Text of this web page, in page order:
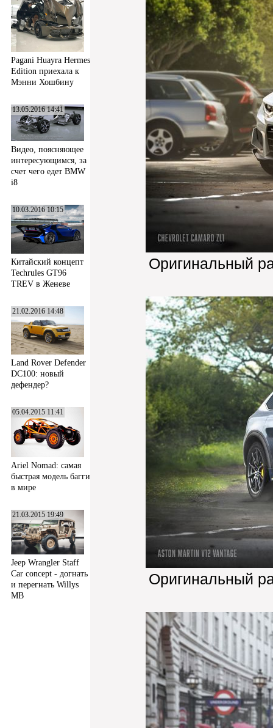
Pagani Huayra Hermes
Edition приехала к
Мэнни Хошбину
13.05.2016 14:41
Видео, поясняющее
интересующимся, за
счет чего едет BMW
i8
10.03.2016 10:15
Китайский концепт
Techrules GT96
TREV в Женеве
21.02.2016 14:48
Land Rover Defender
DC100: новый
дефендер?
05.04.2015 11:41
Ariel Nomad: самая
быстрая модель багги
в мире
21.03.2015 19:49
Jeep Wrangler Staff
Car concept - догнать
и перегнать Willys
MB
Оригинальный
Оригинальный